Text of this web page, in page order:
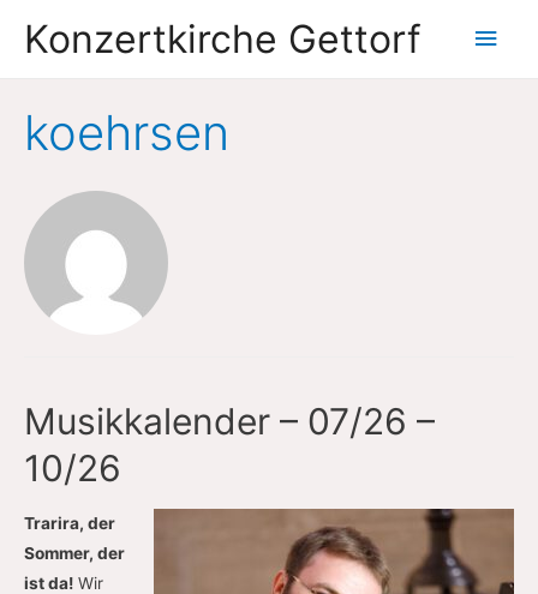
Konzertkirche Gettorf
koehrsen
Musikkalender – 07/26 –
10/26
Trarira, der
Sommer, der
ist da! Wir